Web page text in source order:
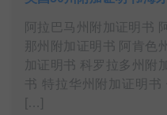
阿拉巴马州附加证明书
那州附加证明书 阿肯色
加证明书 科罗拉多州附
书 特拉华州附加证明
[…]